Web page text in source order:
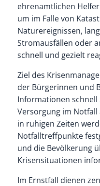
ehrenamtlichen
um im Falle von
Naturereignissen,
Stromausfällen oder
schnell und gezielt
Ziel des
der Bürgerinnen und
Informationen
Versorgung im
in ruhigen Zeiten
Notfalltreffpunkte
und die Bevölkerung
Krisensituationen
Im Ernstfall dienen